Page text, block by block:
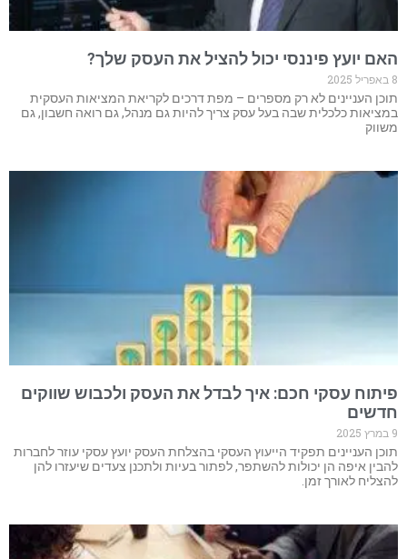
האם יועץ פיננסי יכול להציל את העסק שלך?
8 באפריל 2025
תוכן העניינים לא רק מספרים – מפת דרכים לקריאת המציאות העסקית
במציאות כלכלית שבה בעל עסק צריך להיות גם מנהל, גם רואה חשבון, גם
משווק
פיתוח עסקי חכם: איך לבדל את העסק ולכבוש שווקים
חדשים
9 במרץ 2025
תוכן העניינים תפקיד הייעוץ העסקי בהצלחת העסק יועץ עסקי עוזר לחברות
להבין איפה הן יכולות להשתפר, לפתור בעיות ולתכנן צעדים שיעזרו להן
להצליח לאורך זמן.